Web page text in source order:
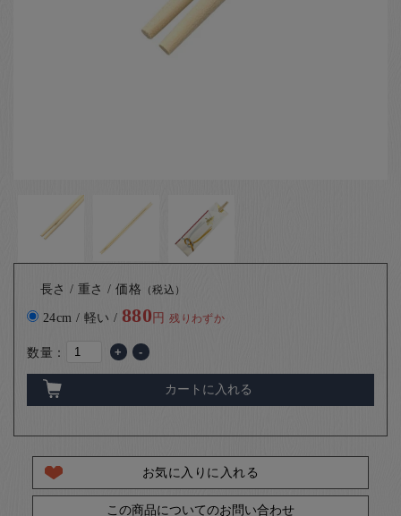
長さ / 重さ / 価格 （税込）
24cm / 軽い / 880円 残りわずか
数量： + -
カートに入れる
お気に入りに入れる
この商品についてのお問い合わせ